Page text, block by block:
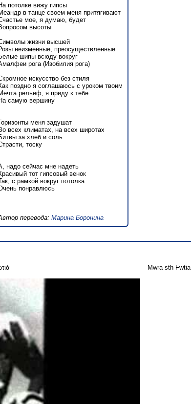
потолке вижу гипсы
в танце своем меня притягивают
мое, я думаю, будет
высоты
жизни высшей
неизменные, преосуществленные
шипы всюду вокруг
рога (Изобилия рога)
искусство без стиля
поздно я соглашаюсь с уроком твоим
рельеф, я приду к тебе
самую вершину
меня задушат
всех климатах, на всех широтах
за хлеб и соль
тоску
надо сейчас мне надеть
тот гипсовый венок
с рамкой вокруг потолка
понравлюсь
перевода:Марина Боронина
Mwra sth Fwtia